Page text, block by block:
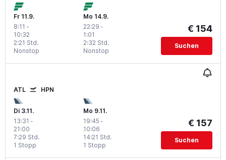
Fr 11.9.
8:11 -
10:32
Nonstop
2:21 Std.
Mo 14.9.
22:29 -
1:01
Nonstop
2:32 Std.
€ 154
Suchen
ATL HPN
Di 3.11.
13:31 -
21:00
1 Stopp
7:29 Std.
Mo 9.11.
19:45 -
10:06
1 Stopp
14:21 Std.
€ 157
Suchen